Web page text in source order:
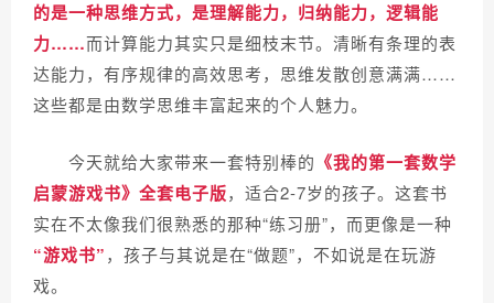
的是一种思维方式，是理解能力，归纳能力，逻辑能
力……而计算能力其实只是细枝末节。 清晰有条理的表
达能力，有序规律的高效思考，思维发散创意满满……
这些都是由数学思维丰富起来的个人魅力。
今天就给大家带来一套特别棒的 《我的第一套数学
启蒙游戏书》全套电子版，适合2-7岁的孩子。 这套书
实在不太像我们很熟悉的那种“练习册”，而更像是一种
“游戏书”，孩子与其说是在“做题”，不如说是在玩游
戏。